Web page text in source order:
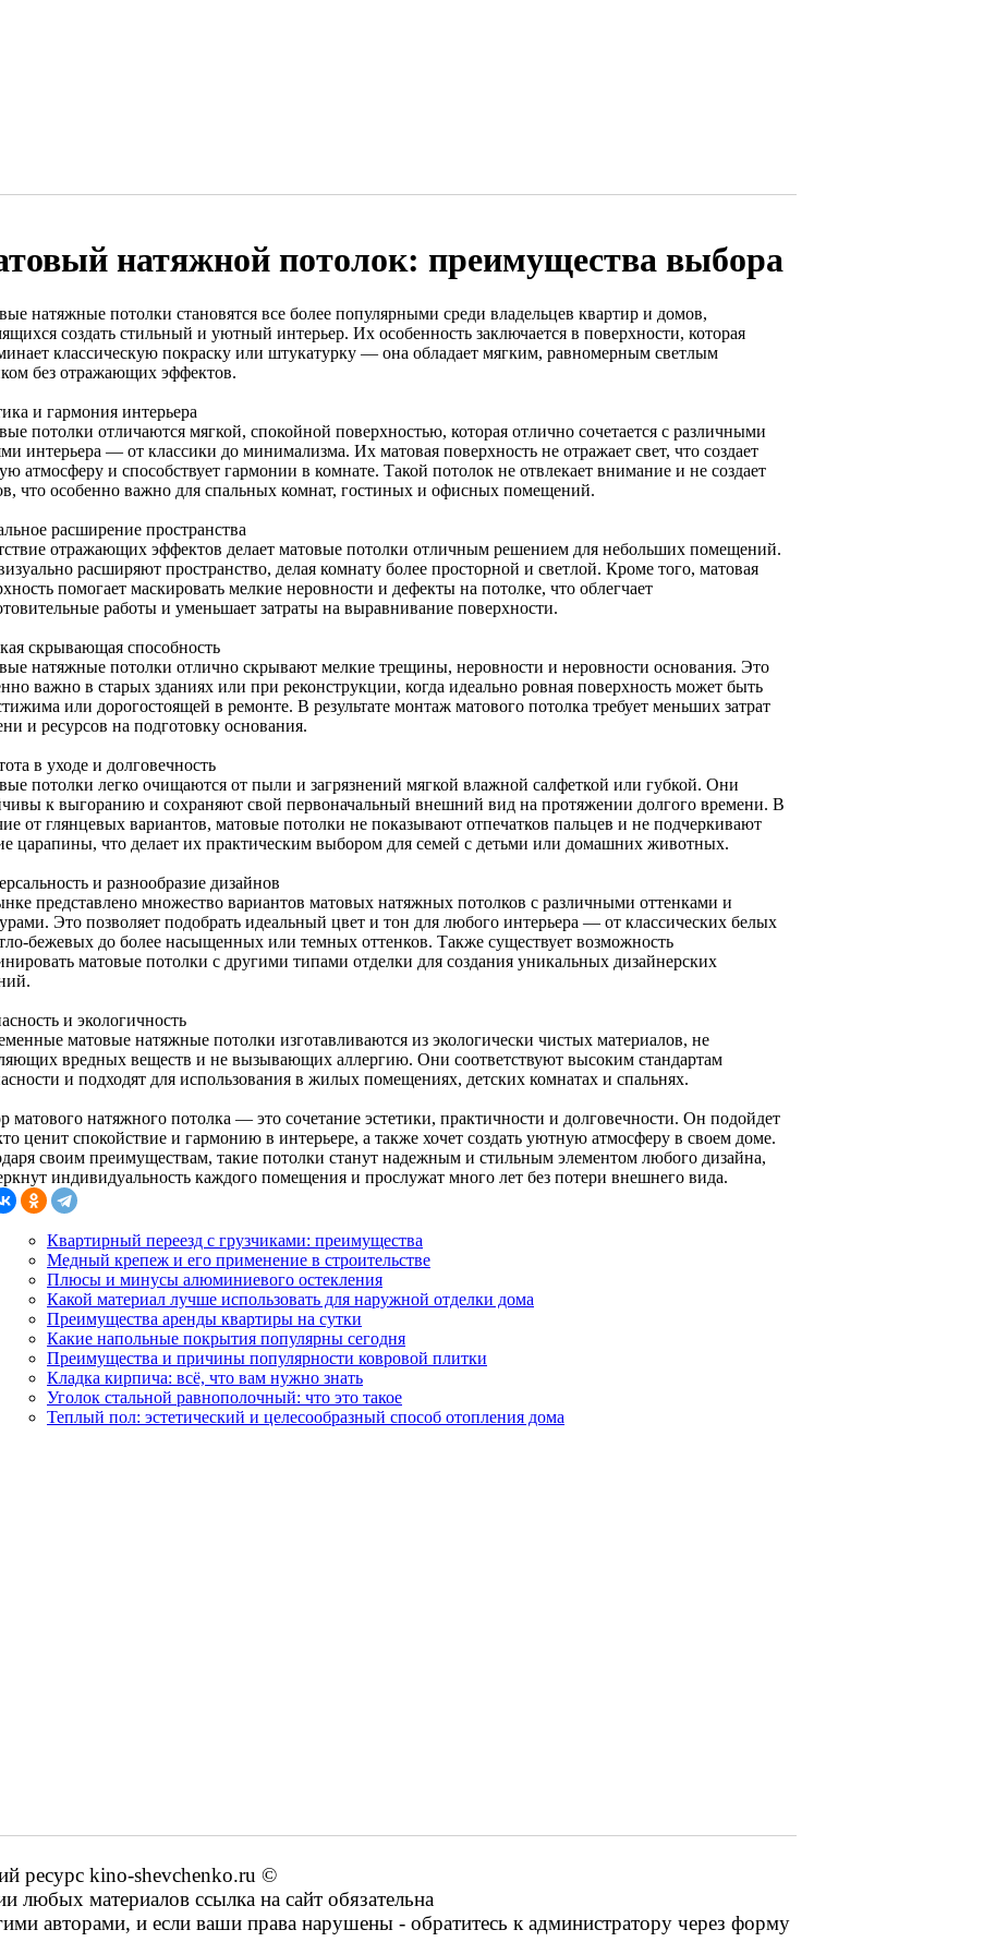
натяжной потолок: преимущества выбора
натяжные потолки становятся все более популярными среди владельцев квартир и домов,
создать стильный и уютный интерьер. Их особенность заключается в поверхности, которая
классическую покраску или штукатурку — она обладает мягким, равномерным светлым
без отражающих эффектов.
и гармония интерьера
потолки отличаются мягкой, спокойной поверхностью, которая отлично сочетается с различными
интерьера — от классики до минимализма. Их матовая поверхность не отражает свет, что создает
атмосферу и способствует гармонии в комнате. Такой потолок не отвлекает внимание и не создает
что особенно важно для спальных комнат, гостиных и офисных помещений.
расширение пространства
отражающих эффектов делает матовые потолки отличным решением для небольших помещений.
расширяют пространство, делая комнату более просторной и светлой. Кроме того, матовая
помогает маскировать мелкие неровности и дефекты на потолке, что облегчает
работы и уменьшает затраты на выравнивание поверхности.
скрывающая способность
натяжные потолки отлично скрывают мелкие трещины, неровности и неровности основания. Это
важно в старых зданиях или при реконструкции, когда идеально ровная поверхность может быть
или дорогостоящей в ремонте. В результате монтаж матового потолка требует меньших затрат
и ресурсов на подготовку основания.
в уходе и долговечность
потолки легко очищаются от пыли и загрязнений мягкой влажной салфеткой или губкой. Они
к выгоранию и сохраняют свой первоначальный внешний вид на протяжении долгого времени. В
от глянцевых вариантов, матовые потолки не показывают отпечатков пальцев и не подчеркивают
царапины, что делает их практическим выбором для семей с детьми или домашних животных.
и разнообразие дизайнов
представлено множество вариантов матовых натяжных потолков с различными оттенками и
Это позволяет подобрать идеальный цвет и тон для любого интерьера — от классических белых
бежевых до более насыщенных или темных оттенков. Также существует возможность
матовые потолки с другими типами отделки для создания уникальных дизайнерских
и экологичность
матовые натяжные потолки изготавливаются из экологически чистых материалов, не
вредных веществ и не вызывающих аллергию. Они соответствуют высоким стандартам
и подходят для использования в жилых помещениях, детских комнатах и спальнях.
матового натяжного потолка — это сочетание эстетики, практичности и долговечности. Он подойдет
ценит спокойствие и гармонию в интерьере, а также хочет создать уютную атмосферу в своем доме.
своим преимуществам, такие потолки станут надежным и стильным элементом любого дизайна,
индивидуальность каждого помещения и прослужат много лет без потери внешнего вида.
Квартирный переезд с грузчиками: преимущества
Медный крепеж и его применение в строительстве
Плюсы и минусы алюминиевого остекления
Какой материал лучше использовать для наружной отделки дома
Преимущества аренды квартиры на сутки
Какие напольные покрытия популярны сегодня
Преимущества и причины популярности ковровой плитки
Кладка кирпича: всё, что вам нужно знать
Уголок стальной равнополочный: что это такое
Теплый пол: эстетический и целесообразный способ отопления дома
ресурс kino-shevchenko.ru ©
любых материалов ссылка на сайт обязательна
авторами, и если ваши права нарушены - обратитесь к администратору через форму